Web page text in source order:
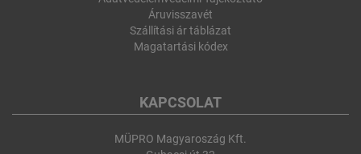
Áruvisszavét
Szállítási ár táblázat
Magatartási kódex
KAPCSOLAT
MÜPRO Magyaroszág Kft.